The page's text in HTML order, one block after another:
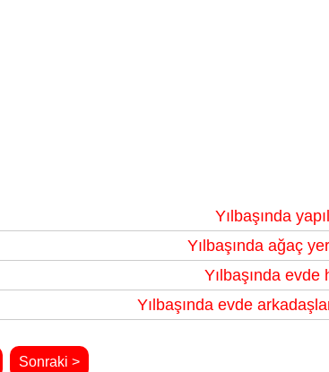
Yılbaşında
Yılbaşında ağaç
Yılbaşında
Yılbaşında evde
Sonraki >